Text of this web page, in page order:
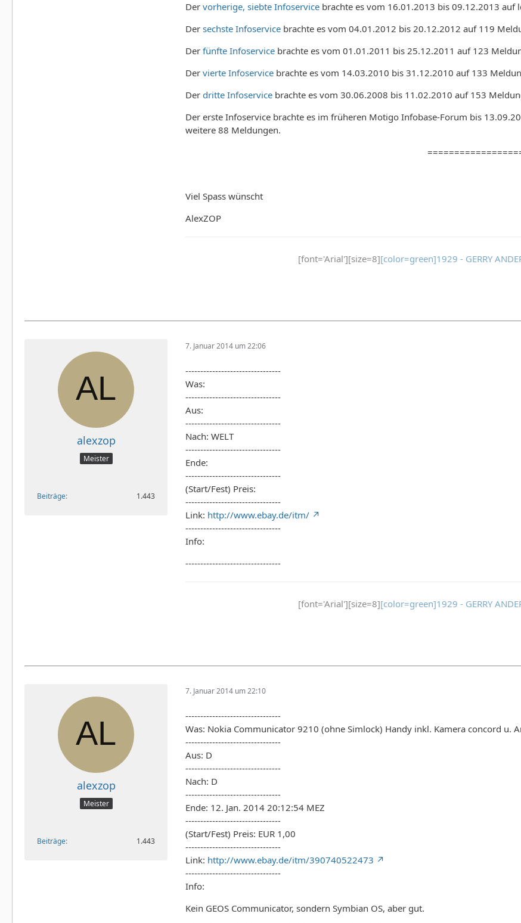
Der vorherige, siebte Infoservice brachte es vom 16.01.2013 bis 09.12.2013
Der sechste Infoservice brachte es vom 04.01.2012 bis 20.12.2012 auf 119
Der fünfte Infoservice brachte es vom 01.01.2011 bis 25.12.2011 auf 123
Der vierte Infoservice brachte es vom 14.03.2010 bis 31.12.2010 auf 133
Der dritte Infoservice brachte es vom 30.06.2008 bis 11.02.2010 auf 153
Der erste Infoservice brachte es im früheren Motigo Infobase-Forum bis
weitere 88 Meldungen.
Viel Spass wünscht
AlexZOP
[font='Arial'][size=8][color=green]1929 - GERRY
alexzop
Meister
Beiträge 1.443
7. Januar 2014 um 22:06
--------------------------------
Was:
--------------------------------
Aus:
--------------------------------
Nach: WELT
--------------------------------
Ende:
--------------------------------
(Start/Fest) Preis:
--------------------------------
Link: http://www.ebay.de/itm/
--------------------------------
Info:
--------------------------------
[font='Arial'][size=8][color=green]1929 - GERRY
alexzop
Meister
Beiträge 1.443
7. Januar 2014 um 22:10
--------------------------------
Was: Nokia Communicator 9210 (ohne Simlock) Handy inkl. Kamera concord u.
--------------------------------
Aus: D
--------------------------------
Nach: D
--------------------------------
Ende: 12. Jan. 2014 20:12:54 MEZ
--------------------------------
(Start/Fest) Preis: EUR 1,00
--------------------------------
Link: http://www.ebay.de/itm/390740522473
--------------------------------
Info:
Kein GEOS Communicator, sondern Symbian OS, aber gut.